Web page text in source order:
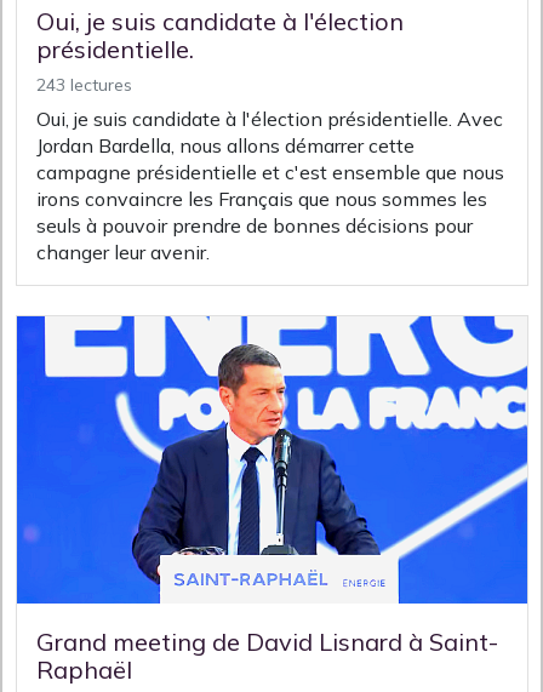
Oui, je suis candidate à l'élection
présidentielle.
243 lectures
Oui, je suis candidate à l'élection présidentielle. Avec
Jordan Bardella, nous allons démarrer cette
campagne présidentielle et c'est ensemble que nous
irons convaincre les Français que nous sommes les
seuls à pouvoir prendre de bonnes décisions pour
changer leur avenir.
Grand meeting de David Lisnard à Saint-
Raphaël